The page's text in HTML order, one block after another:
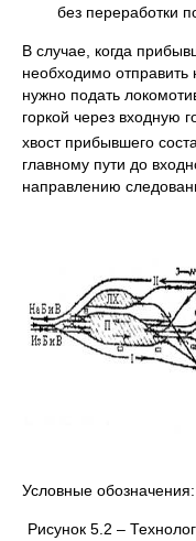
без переработки
В случае, когда
необходимо отправить
нужно подать
горкой через входную
хвост прибывшего
главному пути до
направлению
Условные
Рисунок 5.2 –